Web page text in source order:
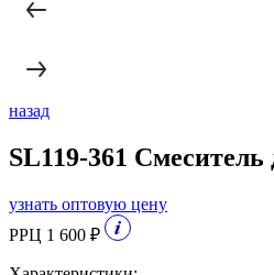
назад
SL119-361 Смеситель
узнать оптовую цену
РРЦ 1 600 ₽